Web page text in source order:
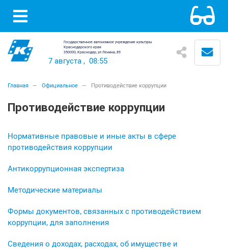
Государственное автономное учреждение культуры
Краснодарского края
350000, Краснодар, ул Ленина, 89
7 августа , 08:55
Главная Официальное Противодействие коррупции
Противодействие коррупции
Нормативные правовые и иные акты в сфере
противодействия коррупции
Антикоррупционная экспертиза
Методические материалы
Формы документов, связанных с противодействием
коррупции, для заполнения
Сведения о доходах, расходах, об имуществе и